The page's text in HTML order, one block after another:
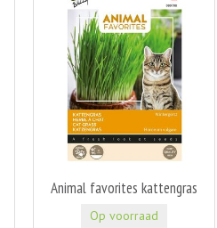
Animal favorites kattengras
Op voorraad